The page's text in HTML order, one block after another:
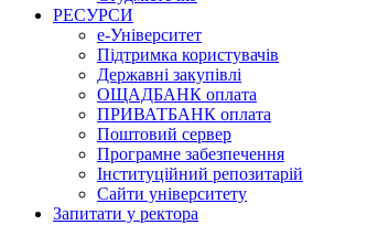
РЕСУРСИ
е-Університет
Підтримка користувачів
Державні закупівлі
ОЩАДБАНК оплата
ПРИВАТБАНК оплата
Поштовий сервер
Програмне забезпечення
Інституційний репозитарій
Сайти університету
Запитати у ректора